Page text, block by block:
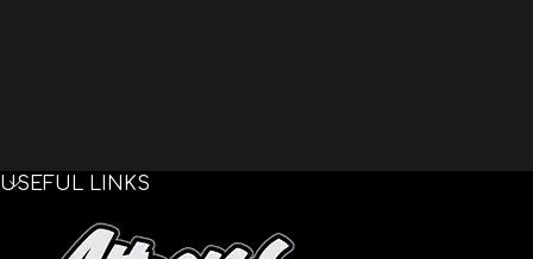
USEFUL LINKS